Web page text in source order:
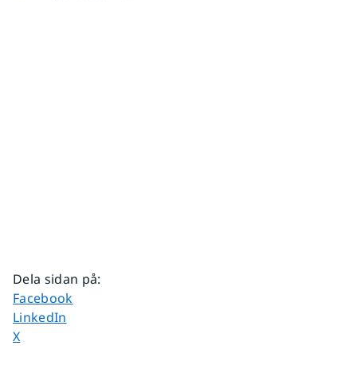
Dela sidan på:
Dela sidan på
Facebook
Dela sidan på
LinkedIn
Dela sidan på
X